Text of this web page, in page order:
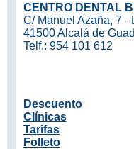
CENTRO DENTAL
C/ Manuel Azaña, 7 -
41500 Alcalá de
Telf.: 954 101 612
Descuento
Clínicas
Tarifas
Folleto